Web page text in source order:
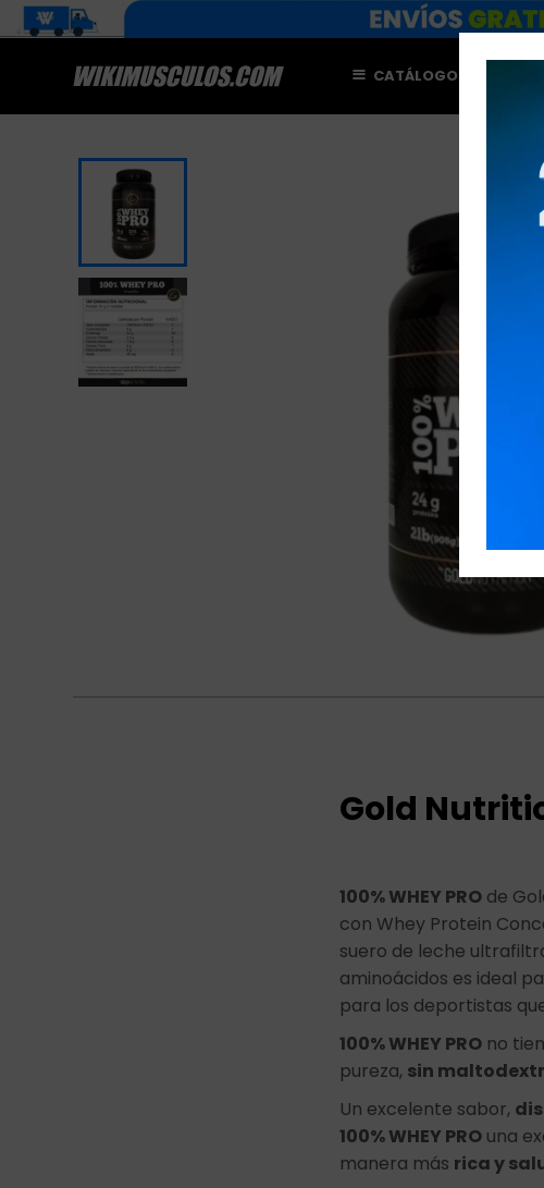
CATÁLOGO
Gold
100% WHEY PRO de
con Whey Protein
suero de leche
aminoácidos es ideal
para los deportistas
100% WHEY PRO no
pureza, sin
Un excelente sabor,
100% WHEY PRO una
manera más rica y